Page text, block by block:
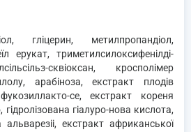
гліцерин, метилпропандіол,
ерукат, триметилсилоксифенілді-
сквіоксан, кросполімер
арабіноза, екстракт плодів
се, екстракт кореня
гідролізована гіалуро-нова кислота,
екстракт африканської